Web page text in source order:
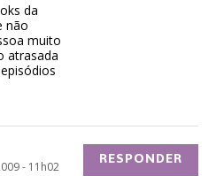
da
não
muito
atrasada
- 11h02 RESPONDER